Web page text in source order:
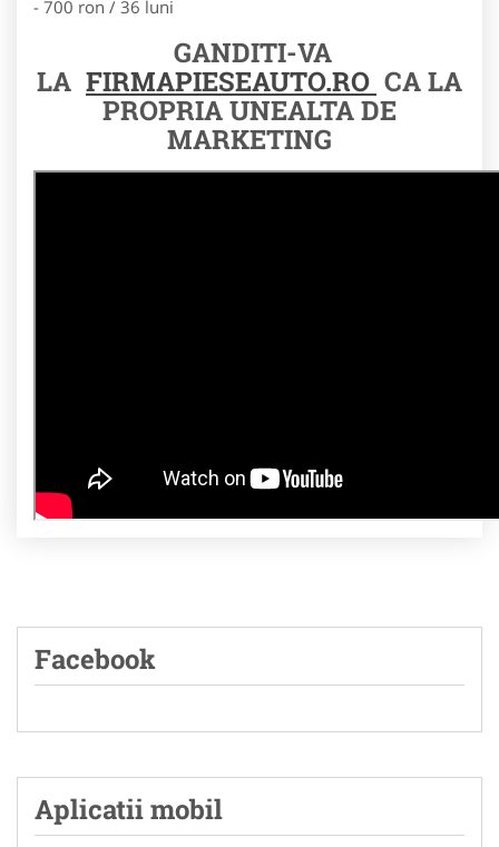
- 700 ron / 36 luni
GANDITI-VA
LA FIRMAPIESEAUTO.RO CA LA
PROPRIA UNEALTA DE
MARKETING
Facebook
Aplicatii mobil